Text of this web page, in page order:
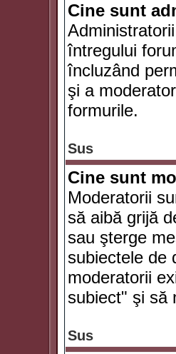
Cine sunt
întregului
încluzând
şi a
formurile.
Sus
Cine sunt
Moderatorii
să aibă grijă
sau şterge
subiectele de
moderatorii
subiect" şi să
Sus